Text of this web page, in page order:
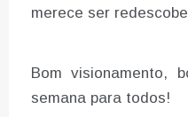
merece ser
Bom visionamento,
semana para todos!